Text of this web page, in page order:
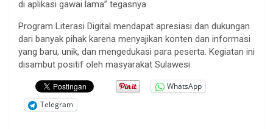
di aplikasi gawai lama” tegasnya
Program Literasi Digital mendapat apresiasi dan dukungan
dari banyak pihak karena menyajikan konten dan informasi
yang baru, unik, dan mengedukasi para peserta. Kegiatan ini
disambut positif oleh masyarakat Sulawesi.
WhatsApp
Telegram